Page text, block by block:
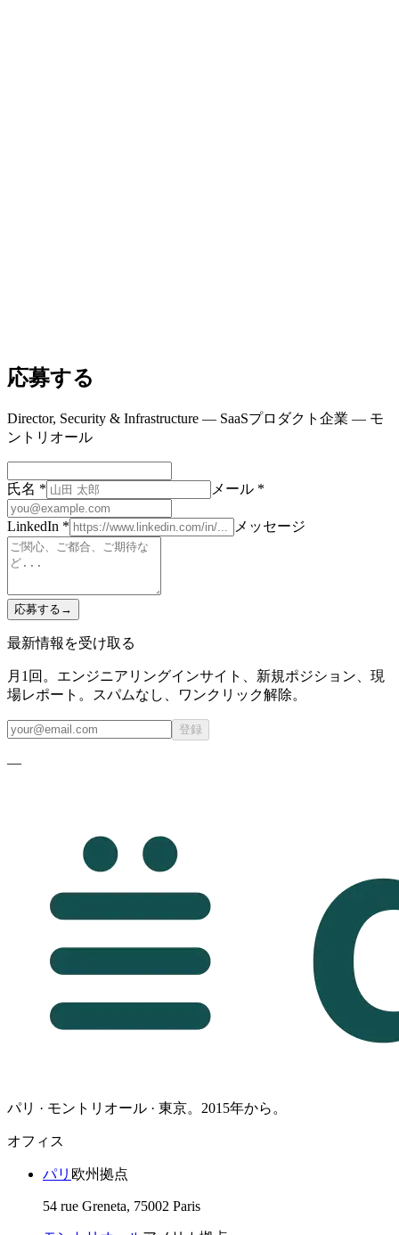
応募する
Director, Security & Infrastructure — SaaSプロダクト企業 — モ
ントリオール
氏名 * メール *
LinkedIn * メッセージ
応募する →
最新情報を受け取る
月1回。エンジニアリングインサイト、新規ポジション、現
場レポート。スパムなし、ワンクリック解除。
登録
—
パリ · モントリオール · 東京。2015年から。
オフィス
パリ 欧州拠点
54 rue Greneta, 75002 Paris